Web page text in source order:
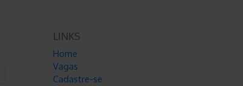
LINKS
Home
Vagas
Cadastre-se